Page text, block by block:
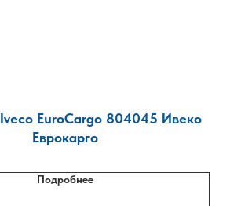
EuroCargo 804045 Ивеко
Еврокарго
Подробнее